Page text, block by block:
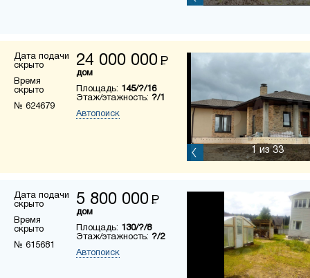
Дата подачи
скрыто
Время
скрыто
№ 624679
24 000 000 Р
дом
Площадь: 145/?/16
Этаж/этажность: ?/1
Автопоиск
1из 33
Дата подачи
скрыто
Время
скрыто
№ 615681
5 800 000 Р
дом
Площадь: 130/?/8
Этаж/этажность: ?/2
Автопоиск